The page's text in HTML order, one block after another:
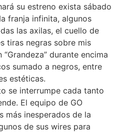
su estreno exista sábado
franja infinita, algunos
las axilas, el cuello de
tiras negras sobre mis
durante encima
sumado a negros, entre
estéticas.
se interrumpe cada tanto
El equipo de GO
más inesperados de la
de sus wires para